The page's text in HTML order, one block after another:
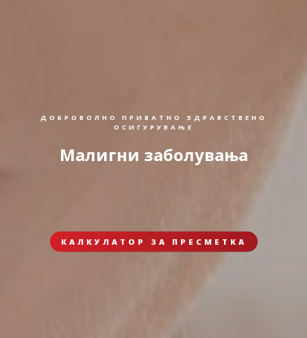
ДОБРОВОЛНО ПРИВАТНО ЗДРАВСТВЕНО
ОСИГУРУВАЊЕ
Малигни заболувања
КАЛКУЛАТОР ЗА ПРЕСМЕТКА